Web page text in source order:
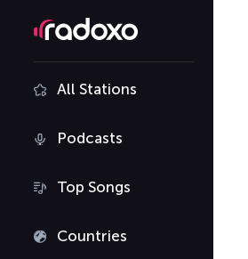
All Stations
Podcasts
Top Songs
Countries